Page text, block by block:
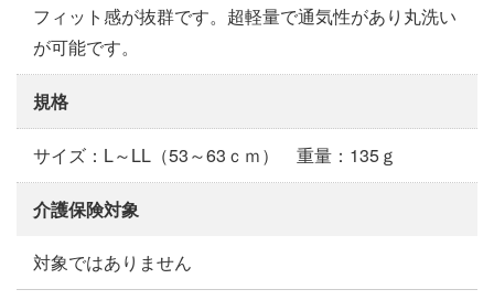
フィット感が抜群です。超軽量で通気性があり丸洗い
が可能です。
規格
サイズ：L～LL（53～63ｃｍ） 重量：135ｇ
介護保険対象
対象ではありません